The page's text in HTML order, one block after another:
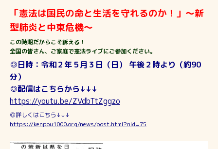
「憲法は国民の命と生活を守れるのか！」～新
型肺炎と中東危機～
この時期だからこそ訴える！
全国の皆さん、ご家庭で憲法ライブにご参加ください。
◎日時：令和２年５月３日（日） 午後２時より（約90
分）
◎配信はこちらから↓↓↓
https://youtu.be/ZVdbTtZggzo
◎詳しくはこちら↓↓↓
https://kenpou1000.org/news/post.html?nid=75